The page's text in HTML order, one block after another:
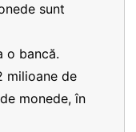
sunt
o bancă.
milioane de
monede, în